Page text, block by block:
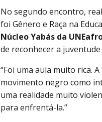
No segundo encontro,
foi Gênero e Raça na
Núcleo Yabás da
de reconhecer a
“Foi uma aula muito rica.
movimento negro como
uma realidade muito
para enfrentá-la.”